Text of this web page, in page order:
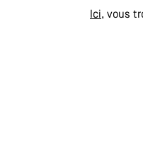
Ici, vous